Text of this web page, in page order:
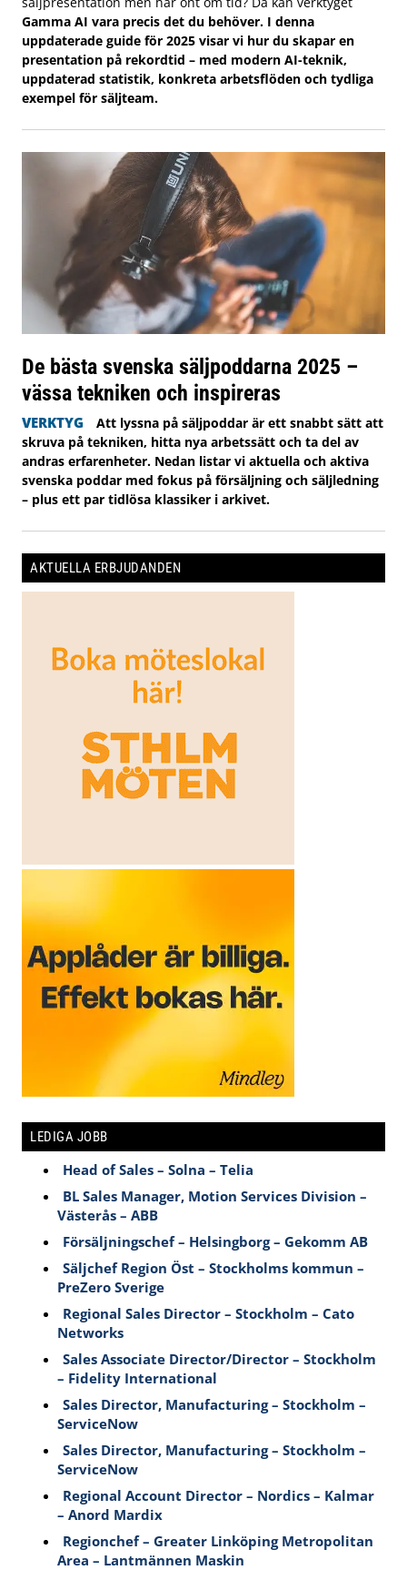
Gamma AI vara precis det du behöver. I denna
uppdaterade guide för 2025 visar vi hur du skapar en
presentation på rekordtid – med modern AI-teknik,
uppdaterad statistik, konkreta arbetsflöden och tydliga
exempel för säljteam.
De bästa svenska säljpoddarna 2025 –
vässa tekniken och inspireras
VERKTYG
Att lyssna på säljpoddar är ett snabbt sätt att
skruva på tekniken, hitta nya arbetssätt och ta del av
andras erfarenheter. Nedan listar vi aktuella och aktiva
svenska poddar med fokus på försäljning och säljledning
– plus ett par tidlösa klassiker i arkivet.
AKTUELLA ERBJUDANDEN
LEDIGA JOBB
Head of Sales – Solna – Telia
BL Sales Manager, Motion Services Division –
Västerås – ABB
Försäljningschef – Helsingborg – Gekomm AB
Säljchef Region Öst – Stockholms kommun –
PreZero Sverige
Regional Sales Director – Stockholm – Cato
Networks
Sales Associate Director/Director – Stockholm
– Fidelity International
Sales Director, Manufacturing – Stockholm –
ServiceNow
Sales Director, Manufacturing – Stockholm –
ServiceNow
Regional Account Director – Nordics – Kalmar
– Anord Mardix
Regionchef – Greater Linköping Metropolitan
Area – Lantmännen Maskin